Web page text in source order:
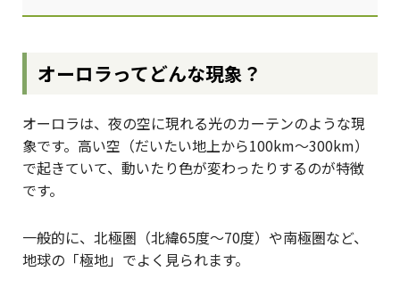
オーロラってどんな現象？
オーロラは、夜の空に現れる光のカーテンのような現
象です。高い空（だいたい地上から100km〜300km）
で起きていて、動いたり色が変わったりするのが特徴
です。
一般的に、北極圏（北緯65度〜70度）や南極圏など、
地球の「極地」でよく見られます。